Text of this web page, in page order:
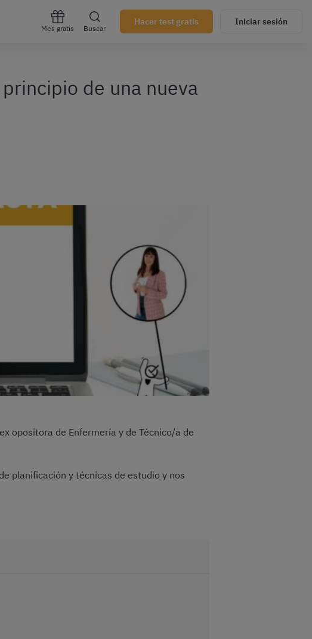
Mes gratis Buscar
Hacer test gratis Iniciar sesión
de una nueva
opositora de Enfermería y de Técnico/a de
planificación y técnicas de estudio y nos